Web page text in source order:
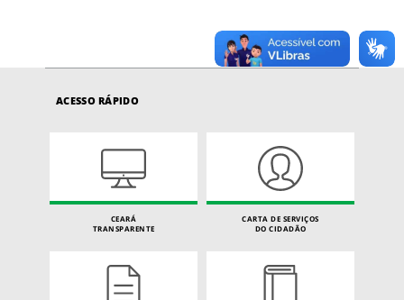
ACESSO RÁPIDO
CEARÁ
TRANSPARENTE
CARTA DE SERVIÇOS
DO CIDADÃO